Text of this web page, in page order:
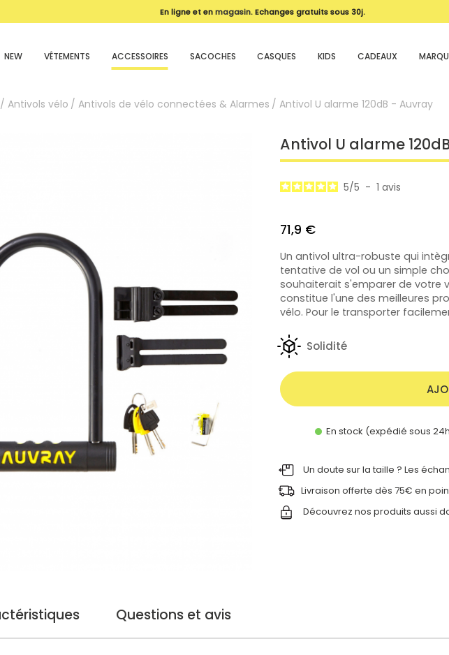
En ligne et enmagasin. Echanges gratuits sous 30j.
NEW VÊTEMENTS ACCESSOIRES SACOCHES CASQUES KIDS CADEAUX
Antivols vélo Antivols de vélo connectées & Alarmes Antivol U alarme 120dB - Auvray
Antivol U alarme
5/5 - 1 avis
71,9 €
Un antivol ultra-robuste qui
tentative de vol ou un simple
souhaiterait s'emparer de votre
constitue l'une des meilleures
vélo. Pour le transporter
Solidité
En stock (expédié sous
Un doute sur la taille ? Les
Livraison offerte dès 75€ en
Découvrez nos produits aussi
Questions et avis